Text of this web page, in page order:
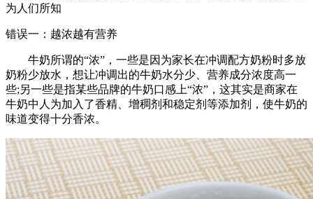
为人们所知
错误一：越浓越有营养
牛奶所谓的“浓”，一些是因为家长在冲调配方奶粉时多放
奶粉少放水，想让冲调出的牛奶水分少、营养成分浓度高一
些;另一些是指某些品牌的牛奶口感上“浓”，这其实是商家在
牛奶中人为加入了香精、增稠剂和稳定剂等添加剂，使牛奶的
味道变得十分香浓。